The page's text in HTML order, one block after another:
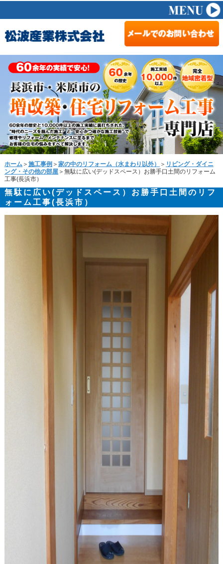
ホーム ＞ 施工事例 ＞ 家の中のリフォーム（水まわり以外） ＞ リビング・ダイニ
ング・その他の部屋＞無駄に広い(デッドスペース）お勝手口土間のリフォーム
工事(長浜市）
無駄に広い(デッドスペース）お勝手口土間のリフ
ォーム工事(長浜市）